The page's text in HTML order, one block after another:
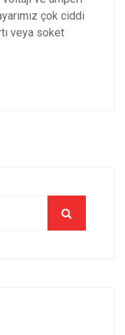
çok ciddi
veya soket